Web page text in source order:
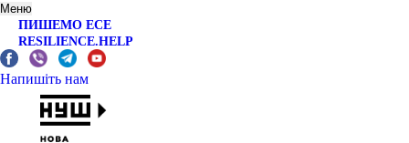
Меню
ПИШЕМО ЕСЕ
RESILIENCE.HELP
Напишіть нам